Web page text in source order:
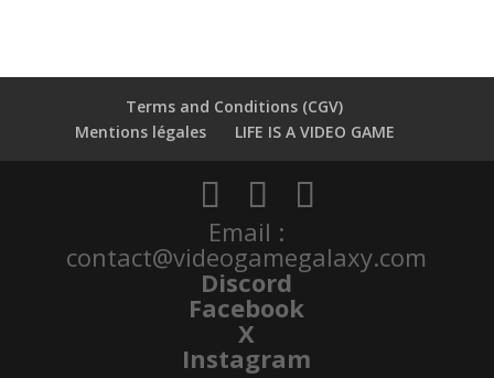
Terms and Conditions (CGV)
Mentions légales
LIFE IS A VIDEO GAME
Email :
contact@videogamegalaxy.com
Discord
Facebook
X
Instagram